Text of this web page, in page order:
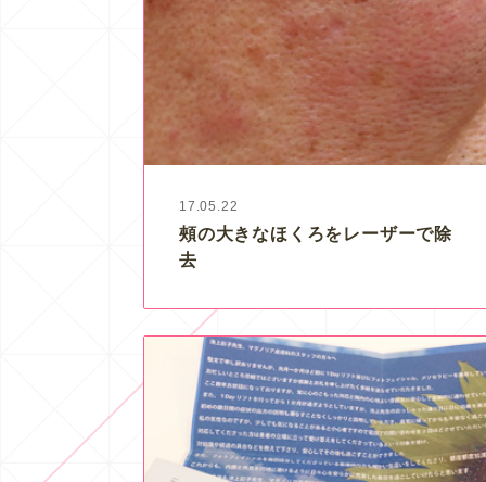
17.05.22
頰の大きなほくろをレーザーで除
去